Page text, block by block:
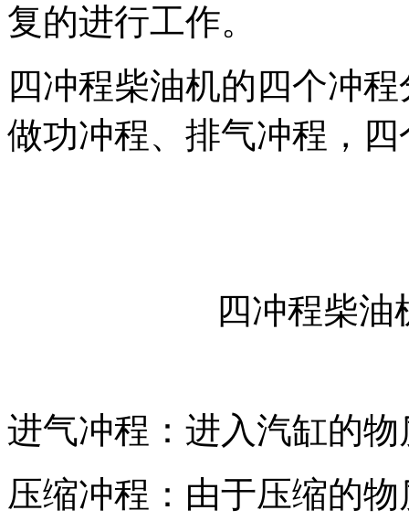
复的进行工作。
四冲程柴油机的四个冲
做功冲程、排气冲程，
四冲程柴
进气冲程：进入汽缸的
压缩冲程：由于压缩的